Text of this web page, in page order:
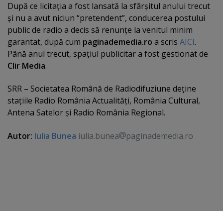
După ce licitaţia a fost lansată la sfârşitul anului trecut
şi nu a avut niciun “pretendent”, conducerea postului
public de radio a decis să renunţe la venitul minim
garantat, după cum paginademedia.ro a scris AICI.
Până anul trecut, spaţiul publicitar a fost gestionat de
Clir Media.
SRR – Societatea Română de Radiodifuziune deţine
staţiile Radio România Actualităţi, România Cultural,
Antena Satelor şi Radio România Regional.
Autor: Iulia Bunea iulia.bunea paginademedia.ro